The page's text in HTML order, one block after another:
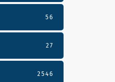
56
27
2546